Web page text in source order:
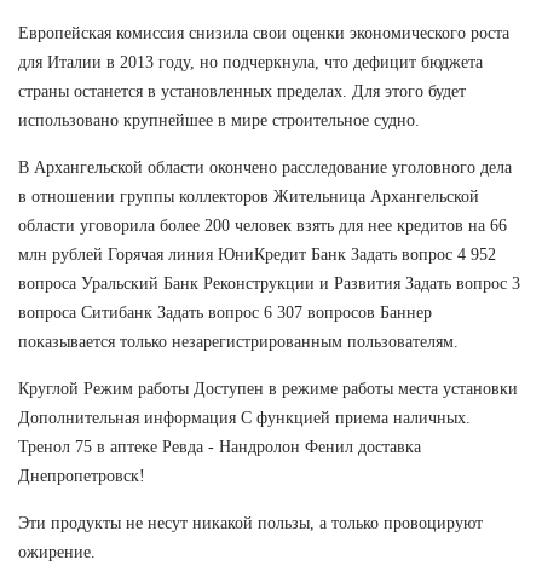
Европейская комиссия снизила свои оценки экономического роста
для Италии в 2013 году, но подчеркнула, что дефицит бюджета
страны останется в установленных пределах. Для этого будет
использовано крупнейшее в мире строительное судно.
В Архангельской области окончено расследование уголовного дела
в отношении группы коллекторов Жительница Архангельской
области уговорила более 200 человек взять для нее кредитов на 66
млн рублей Горячая линия ЮниКредит Банк Задать вопрос 4 952
вопроса Уральский Банк Реконструкции и Развития Задать вопрос 3
вопроса Ситибанк Задать вопрос 6 307 вопросов Баннер
показывается только незарегистрированным пользователям.
Круглой Режим работы Доступен в режиме работы места установки
Дополнительная информация С функцией приема наличных.
Тренол 75 в аптеке Ревда - Нандролон Фенил доставка
Днепропетровск!
Эти продукты не несут никакой пользы, а только провоцируют
ожирение.